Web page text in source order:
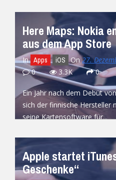
wollen. Denn...
READ MORE
Here Maps: Nokia
aus dem App Store
In Apps iOS On27.
0
3.3K 0
Ein Jahr nach dem Debüt
sich der finnische Hersteller
seine Kartensoftware für...
Apple startet
Geschenke“